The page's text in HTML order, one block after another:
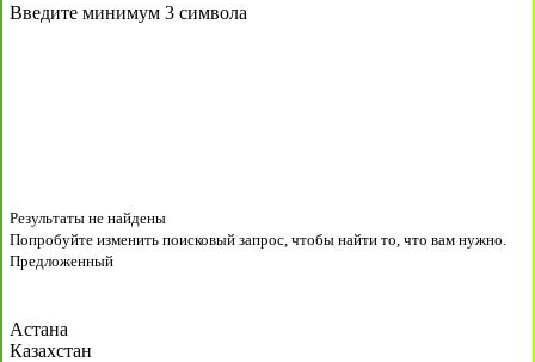
Введите минимум 3 символа
Результаты не найдены
Попробуйте изменить поисковый запрос, чтобы найти то, что вам нужно.
Предложенный
Астана
Казахстан